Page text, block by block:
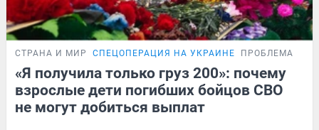
СТРАНА И МИР СПЕЦОПЕРАЦИЯ НА УКРАИНЕ ПРОБЛЕМА
«Я получила только груз 200»: почему
взрослые дети погибших бойцов СВО
не могут добиться выплат